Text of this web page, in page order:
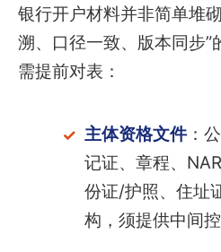
银行开户材料并非简单堆
溯、口径一致、版本同步”
需提前对表：
主体资格文件：
记证、章程、
份证/护照、住址
构，须提供中间